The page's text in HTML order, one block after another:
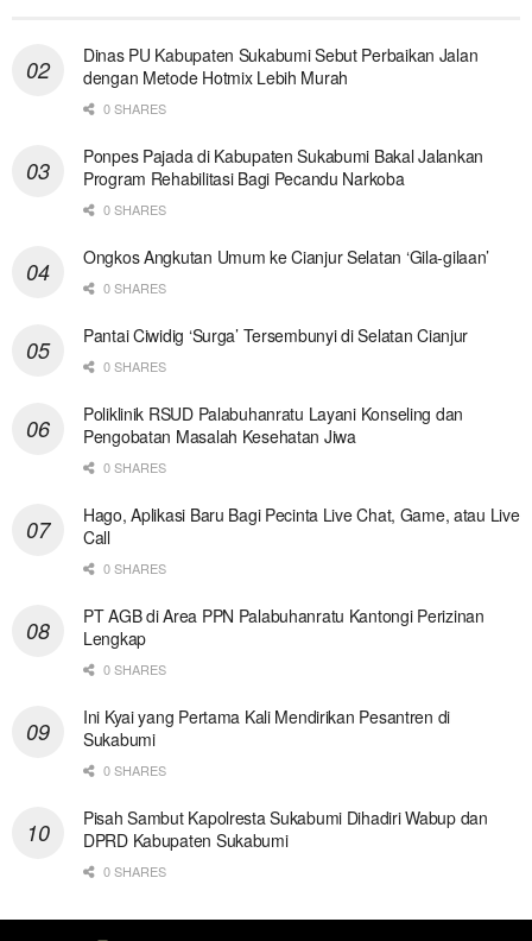
Dinas PU Kabupaten Sukabumi Sebut Perbaikan Jalan
dengan Metode Hotmix Lebih Murah
0 SHARES
Ponpes Pajada di Kabupaten Sukabumi Bakal Jalankan
Program Rehabilitasi Bagi Pecandu Narkoba
0 SHARES
Ongkos Angkutan Umum ke Cianjur Selatan ‘Gila-gilaan’
0 SHARES
Pantai Ciwidig ‘Surga’ Tersembunyi di Selatan Cianjur
0 SHARES
Poliklinik RSUD Palabuhanratu Layani Konseling dan
Pengobatan Masalah Kesehatan Jiwa
0 SHARES
Hago, Aplikasi Baru Bagi Pecinta Live Chat, Game, atau Live
Call
0 SHARES
PT AGB di Area PPN Palabuhanratu Kantongi Perizinan
Lengkap
0 SHARES
Ini Kyai yang Pertama Kali Mendirikan Pesantren di
Sukabumi
0 SHARES
Pisah Sambut Kapolresta Sukabumi Dihadiri Wabup dan
DPRD Kabupaten Sukabumi
0 SHARES